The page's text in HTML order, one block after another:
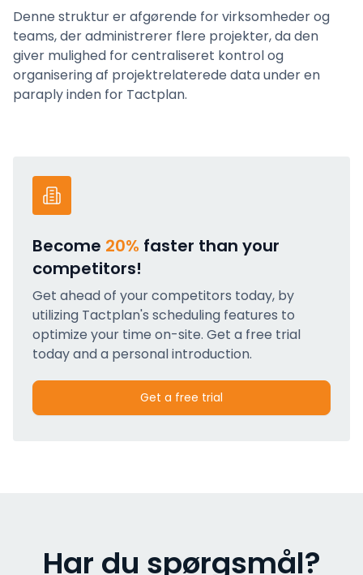
Denne struktur er afgørende for virksomheder og
teams, der administrerer flere projekter, da den
giver mulighed for centraliseret kontrol og
organisering af projektrelaterede data under en
paraply inden for Tactplan.
Become 20% faster than your
competitors!
Get ahead of your competitors today, by
utilizing Tactplan's scheduling features to
optimize your time on-site. Get a free trial
today and a personal introduction.
Get a free trial
Har du spørgsmål?